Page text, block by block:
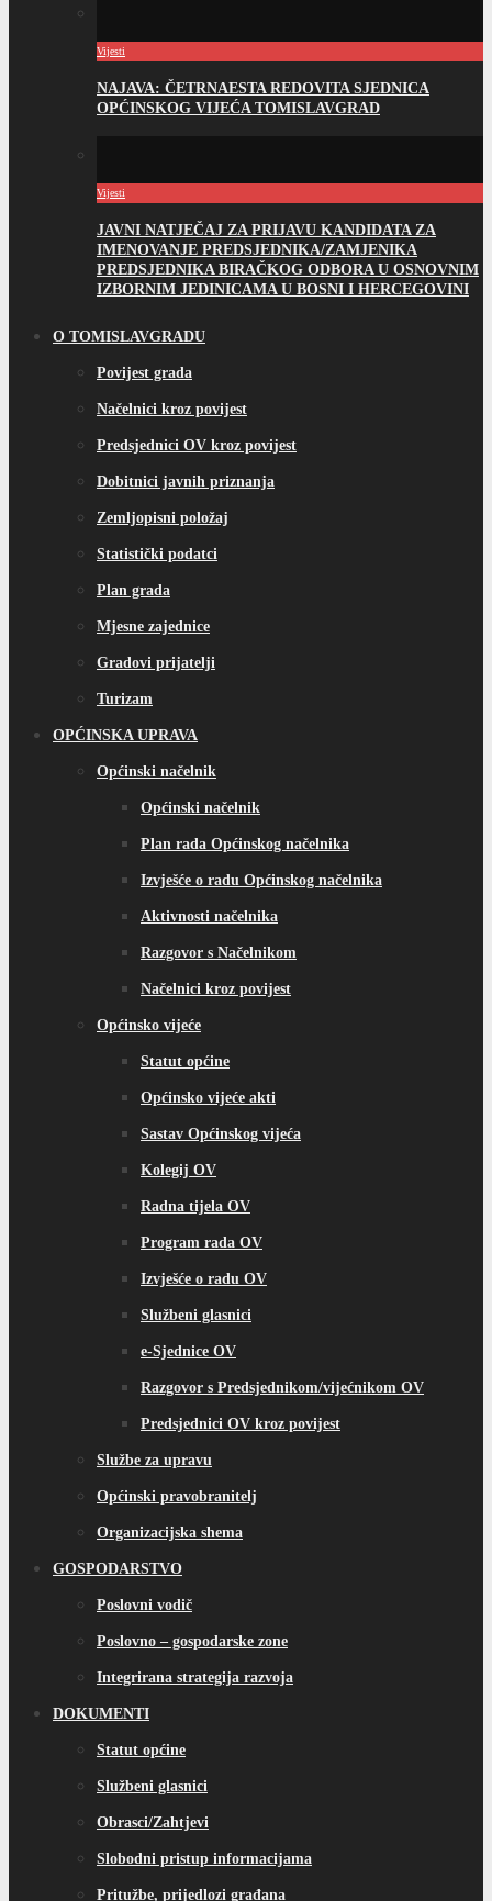
Vijesti
NAJAVA: ČETRNAESTA REDOVITA SJEDNICA
OPĆINSKOG VIJEĆA TOMISLAVGRAD
Vijesti
JAVNI NATJEČAJ ZA PRIJAVU KANDIDATA ZA
IMENOVANJE PREDSJEDNIKA/ZAMJENIKA
PREDSJEDNIKA BIRAČKOG ODBORA U OSNOVNIM
IZBORNIM JEDINICAMA U BOSNI I HERCEGOVINI
O TOMISLAVGRADU
Povijest grada
Načelnici kroz povijest
Predsjednici OV kroz povijest
Dobitnici javnih priznanja
Zemljopisni položaj
Statistički podatci
Plan grada
Mjesne zajednice
Gradovi prijatelji
Turizam
OPĆINSKA UPRAVA
Općinski načelnik
Općinski načelnik
Plan rada Općinskog načelnika
Izvješće o radu Općinskog načelnika
Aktivnosti načelnika
Razgovor s Načelnikom
Načelnici kroz povijest
Općinsko vijeće
Statut općine
Općinsko vijeće akti
Sastav Općinskog vijeća
Kolegij OV
Radna tijela OV
Program rada OV
Izvješće o radu OV
Službeni glasnici
e-Sjednice OV
Razgovor s Predsjednikom/vijećnikom OV
Predsjednici OV kroz povijest
Službe za upravu
Općinski pravobranitelj
Organizacijska shema
GOSPODARSTVO
Poslovni vodič
Poslovno – gospodarske zone
Integrirana strategija razvoja
DOKUMENTI
Statut općine
Službeni glasnici
Obrasci/Zahtjevi
Slobodni pristup informacijama
Pritužbe, prijedlozi građana